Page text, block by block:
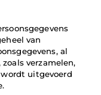
van
al
verzamelen,
wordt uitgevoerd